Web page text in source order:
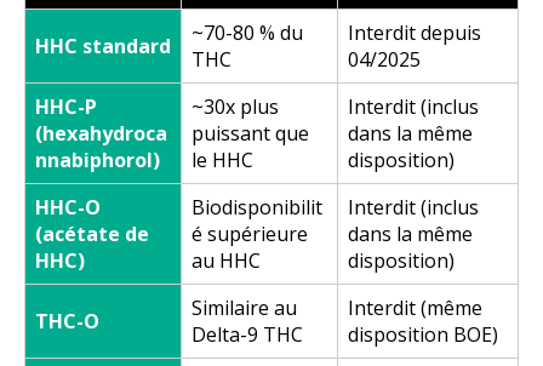
HHC standard
~70-80 % du
THC
Interdit depuis
04/2025
HHC-P
(hexahydroca
nnabiphorol)
~30x plus
puissant que
le HHC
Interdit (inclus
dans la même
disposition)
HHC-O
(acétate de
HHC)
Biodisponibilit
é supérieure
au HHC
Interdit (inclus
dans la même
disposition)
THC-O
Similaire au
Delta-9 THC
Interdit (même
disposition BOE)